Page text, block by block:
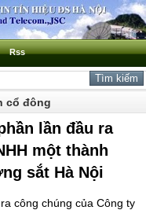
Rss
cổ đông
lần đầu ra
một thành
sắt Hà Nội
công chúng của Công ty